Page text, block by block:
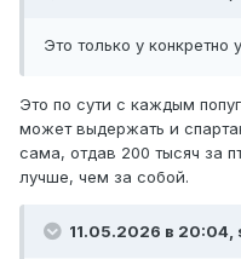
Это только у конкретно
Это по сути с каждым
может выдержать и
сама, отдав 200 тысяч за
лучше, чем за собой.
11.05.2026 в 20:04,